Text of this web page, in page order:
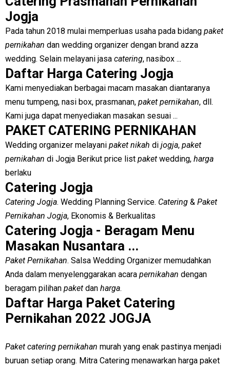
Jogja
Pada tahun 2018 mulai memperluas usaha pada bidang paket
pernikahan dan wedding organizer dengan brand azza
wedding. Selain melayani jasa catering, nasibox ...
Daftar Harga Catering Jogja
Kami menyediakan berbagai macam masakan diantaranya
menu tumpeng, nasi box, prasmanan, paket pernikahan, dll.
Kami juga dapat menyediakan masakan sesuai ...
PAKET CATERING PERNIKAHAN
Wedding organizer melayani paket nikah di jogja, paket
pernikahan di Jogja Berikut price list paket wedding, harga
berlaku
Catering Jogja
Catering Jogja. Wedding Planning Service. Catering & Paket
Pernikahan Jogja, Ekonomis & Berkualitas
Catering Jogja - Beragam Menu
Masakan Nusantara ...
Paket Pernikahan. Salsa Wedding Organizer memudahkan
Anda dalam menyelenggarakan acara pernikahan dengan
beragam pilihan paket dan harga.
Daftar Harga Paket Catering
Pernikahan 2022 JOGJA
Paket catering pernikahan murah yang enak pastinya menjadi
buruan setiap orang. Mitra Catering menawarkan harga paket